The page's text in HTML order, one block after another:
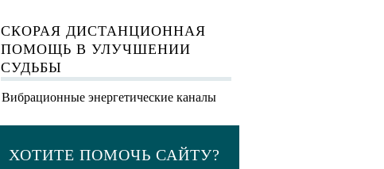
СКОРАЯ ДИСТАНЦИОННАЯ
ПОМОЩЬ В УЛУЧШЕНИИ
СУДЬБЫ
Вибрационные энергетические каналы
ХОТИТЕ ПОМОЧЬ САЙТУ?